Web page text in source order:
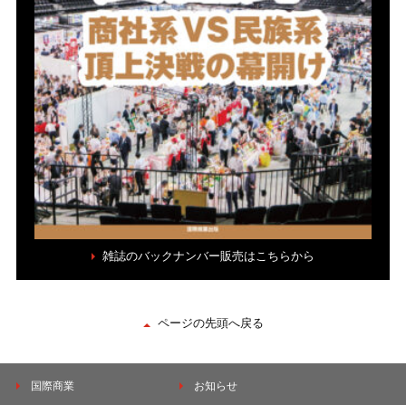
雑誌のバックナンバー販売はこちらから
ページの先頭へ戻る
国際商業 お知らせ